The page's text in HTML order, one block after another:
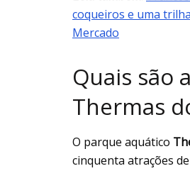
coqueiros e uma
Mercado
Quais são
Thermas
O parque aquático
cinquenta atrações